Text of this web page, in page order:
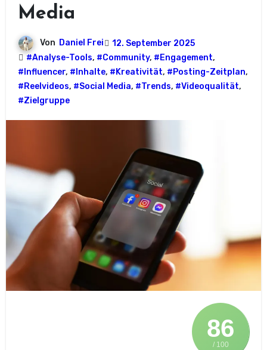
Media
Von Daniel Frei
12. September 2025
#Analyse-Tools, #Community, #Engagement,
#Influencer, #Inhalte, #Kreativität, #Posting-Zeitplan,
#Reelvideos, #Social Media, #Trends, #Videoqualität,
#Zielgruppe
86
/ 100